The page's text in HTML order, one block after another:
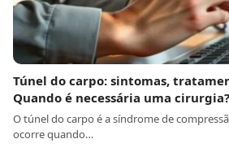
Túnel do carpo: sintomas,
Quando é necessária uma cirurgia?
O túnel do carpo é a síndrome de
ocorre quando…